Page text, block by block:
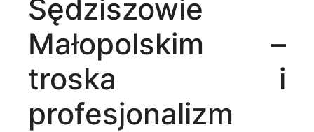
Sędziszowie
Małopolskim –
troska i
profesjonalizm